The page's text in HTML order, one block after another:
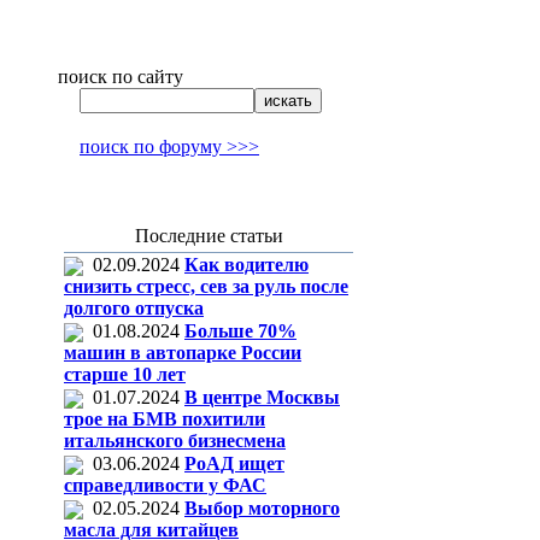
поиск по сайту
поиск по форуму >>>
Последние статьи
02.09.2024 Как водителю
снизить стресс, сев за руль после
долгого отпуска
01.08.2024 Больше 70%
машин в автопарке России
старше 10 лет
01.07.2024 В центре Москвы
трое на БМВ похитили
итальянского бизнесмена
03.06.2024 РоАД ищет
справедливости у ФАС
02.05.2024 Выбор моторного
масла для китайцев